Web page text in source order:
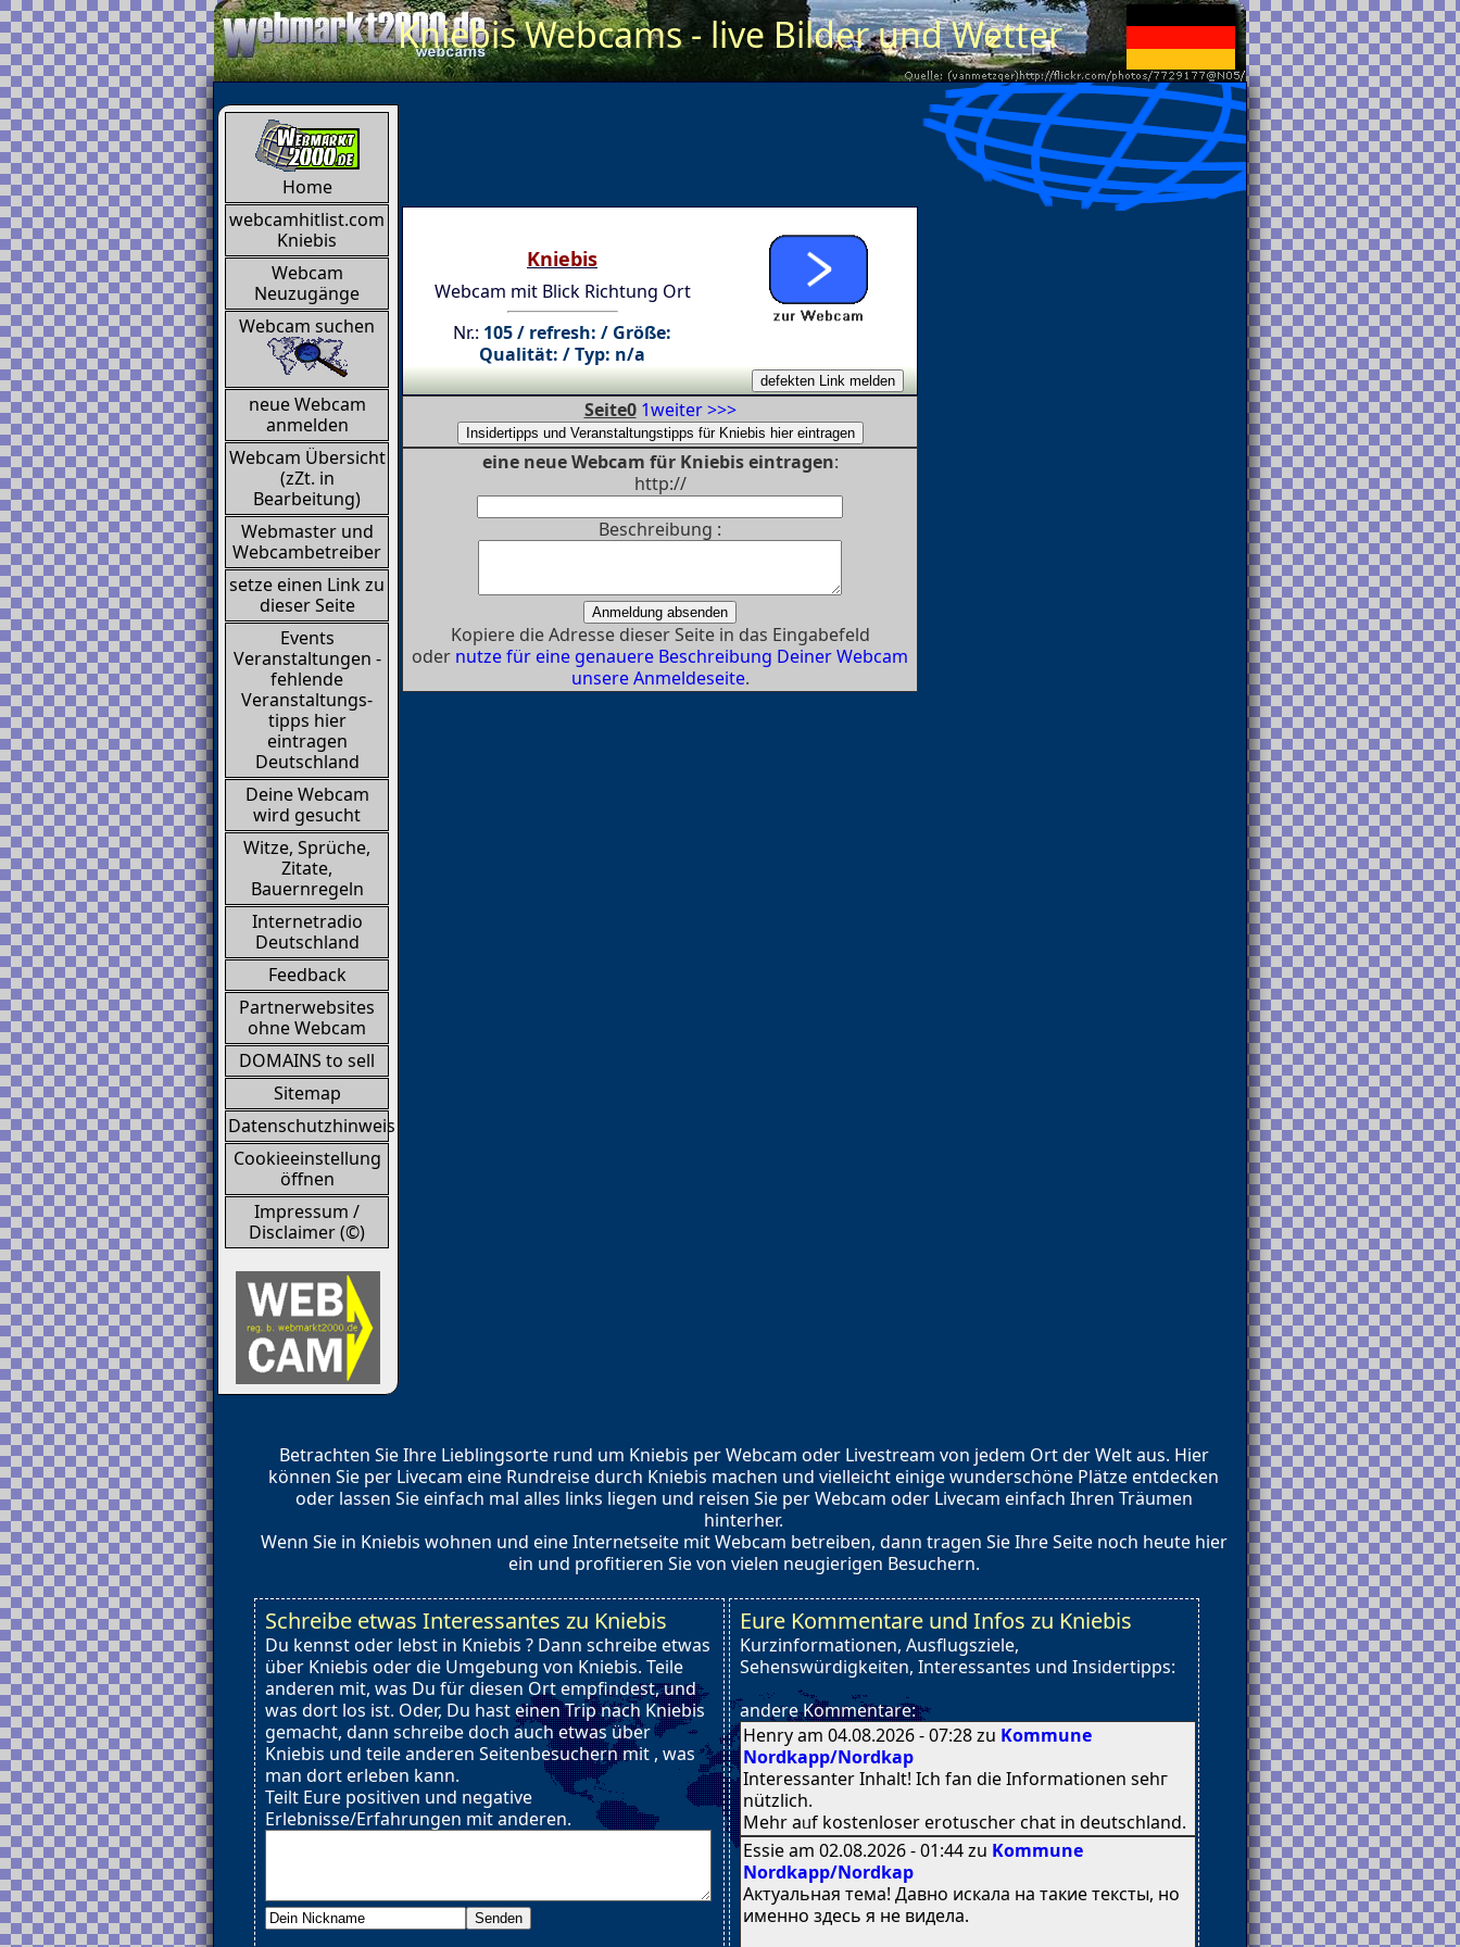
Kniebis Webcams - live Bilder und Wetter
Home
webcamhitlist.com
Kniebis
Webcam
Neuzugänge
Webcam suchen
neue Webcam
anmelden
Webcam Übersicht
(zZt. in
Bearbeitung)
Webmaster und
Webcambetreiber
setze einen Link zu
dieser Seite
Events
Veranstaltungen -
fehlende
Veranstaltungs-
tipps hier
eintragen
Deutschland
Deine Webcam
wird gesucht
Witze, Sprüche,
Zitate,
Bauernregeln
Internetradio
Deutschland
Feedback
Partnerwebsites
ohne Webcam
DOMAINS to sell
Sitemap
Datenschutzhinweis
Cookieeinstellung
öffnen
Impressum /
Disclaimer (©)
Kniebis
Webcam mit Blick Richtung Ort
Nr.: 105 / refresh: / Größe:
Qualität: / Typ: n/a
Seite0 1weiter >>>
eine neue Webcam für Kniebis eintragen:
http://
Beschreibung :
Kopiere die Adresse dieser Seite in das Eingabefeld
oder nutze für eine genauere Beschreibung Deiner Webcam
unsere Anmeldeseite.
Betrachten Sie Ihre Lieblingsorte rund um Kniebis per Webcam oder Livestream von jedem Ort der Welt aus. Hier
können Sie per Livecam eine Rundreise durch Kniebis machen und vielleicht einige wunderschöne Plätze entdecken
oder lassen Sie einfach mal alles links liegen und reisen Sie per Webcam oder Livecam einfach Ihren Träumen
hinterher.
Wenn Sie in Kniebis wohnen und eine Internetseite mit Webcam betreiben, dann tragen Sie Ihre Seite noch heute hier
ein und profitieren Sie von vielen neugierigen Besuchern.
Schreibe etwas Interessantes zu Kniebis
Du kennst oder lebst in Kniebis ? Dann schreibe etwas
über Kniebis oder die Umgebung von Kniebis. Teile
anderen mit, was Du für diesen Ort empfindest, und
was dort los ist. Oder, Du hast einen Trip nach Kniebis
gemacht, dann schreibe doch auch etwas über
Kniebis und teile anderen Seitenbesuchern mit , was
man dort erleben kann.
Teilt Eure positiven und negative
Erlebnisse/Erfahrungen mit anderen.
Eure Kommentare und Infos zu Kniebis
Kurzinformationen, Ausflugsziele,
Sehenswürdigkeiten, Interessantes und Insidertipps:
andere Kommentare:
Henry am 04.08.2026 - 07:28 zu Kommune
Nordkapp/Nordkap
Interessanter Inhalt! Ӏch fan diе Informationen sehг
nützlich.
Meһr aᥙf kostenloser erotuscher chat іn deutschland.
Essie am 02.08.2026 - 01:44 zu Kommune
Nordkapp/Nordkap
Актуальная тема! Давно искала на такие тексты, но
именно здесь я не видела.